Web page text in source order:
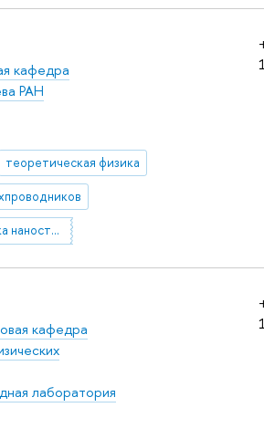
кафедра
РАН
теоретическая физика
29.19.22 Физика наноструктур. Низкоразмерные структуры. Мезоскопические структуры
кафедра
лаборатория